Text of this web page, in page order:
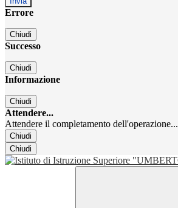
Errore
Chiudi
Successo
Chiudi
Informazione
Chiudi
Attendere...
Attendere il completamento dell'operazione...
Chiudi
Chiudi